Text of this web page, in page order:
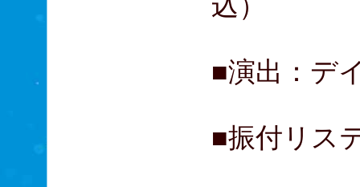
■演出：デ
■振付リス